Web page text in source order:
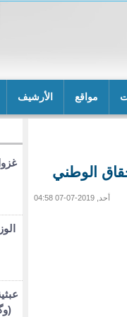
مواقع الأرشيف
الوطني
أحد, 2019-07-07 04:58